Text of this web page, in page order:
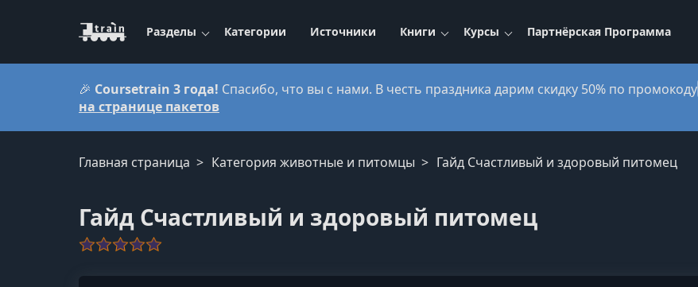
Разделы Категории Источники Книги Курсы Партнёрская Программа
🎉 Coursetrain 3 года! Спасибо, что вы с нами. В честь праздника дарим скидку 50% по промокоду
на странице пакетов
Главная страница Категория животные и питомцы Гайд Счастливый и здоровый питомец
Гайд Счастливый и здоровый питомец